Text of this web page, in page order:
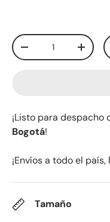
Cant.
-
+
¡Listo para despacho
Bogotá!
¡Envíos a todo el
Tamaño